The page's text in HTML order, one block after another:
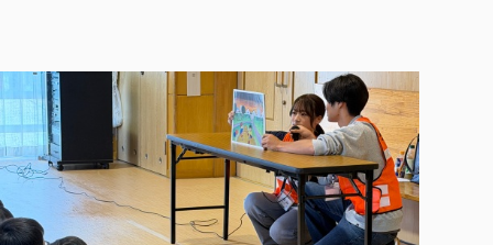
学生自主活動支援
社会人学生の育児支援（一時預かり）
学生総合補償制度
スポーツ傷害保険